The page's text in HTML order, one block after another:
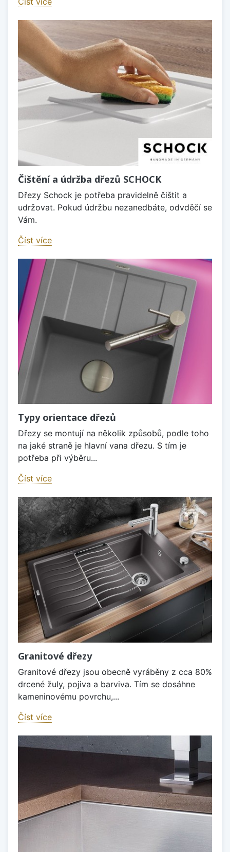
Čištění a údržba dřezů SCHOCK
Dřezy Schock je potřeba pravidelně čištit a
udržovat. Pokud údržbu nezanedbáte, odvděčí se
Vám.
Číst více
Typy orientace dřezů
Dřezy se montují na několik způsobů, podle toho
na jaké straně je hlavní vana dřezu. S tím je
potřeba při výběru...
Číst více
Granitové dřezy
Granitové dřezy jsou obecně vyráběny z cca 80%
drcené žuly, pojiva a barviva. Tím se dosáhne
kameninovému povrchu,...
Číst více